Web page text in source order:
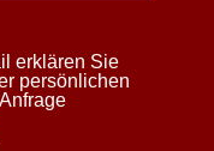
erklären Sie
persönlichen